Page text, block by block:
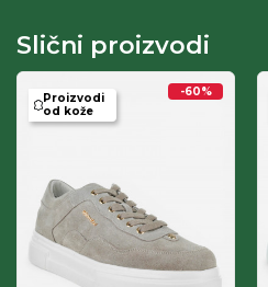
Slični proizvodi
Proizvodi
od kože
-60%